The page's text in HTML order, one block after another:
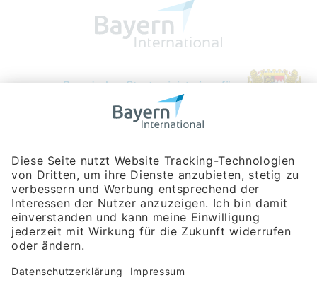
Bayerische Gesellschaft für Internationale
Rosenheimer Str. 143C
81671 München
Tel:+49 180 5949260
(Festnetz 14 ct/min, Mobil max. 42 ct/min)
Hotline
Datenschutzerklärung